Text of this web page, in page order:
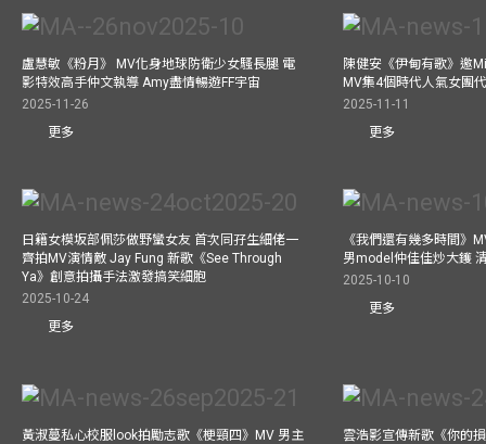
盧慧敏《粉月》 MV化身地球防衛少女騷長腿 電
影特效高手仲文執導 Amy盡情暢遊FF宇宙
2025-11-26
更多
陳健安《伊甸有歌》邀
MV集4個時代人氣女團
2025-11-11
更多
日籍女模坂部佩莎做野蠻女友 首次同孖生細佬一
齊拍MV演情敵 Jay Fung 新歌《See Through
Ya》創意拍攝手法激發搞笑細胞
2025-10-24
更多
《我們還有幾多時間》
男model仲佳佳炒大鑊
2025-10-10
更多
黃淑蔓私心校服look拍勵志歌《梗頸四》MV 男主
雲浩影宣傳新歌《你的